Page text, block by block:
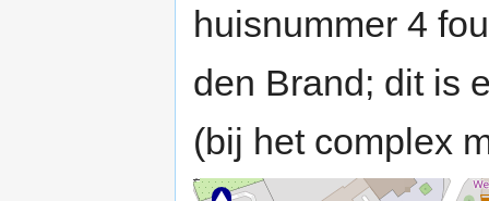
huisnummer 4
den Brand; dit is
(bij het complex